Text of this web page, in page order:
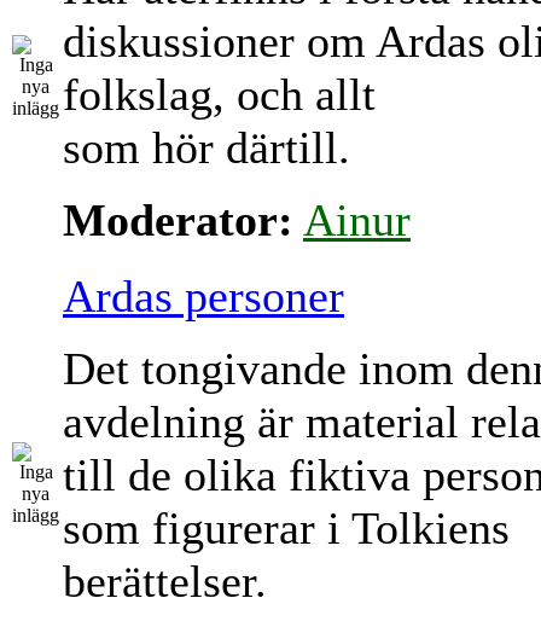
diskussioner om Ardas
folkslag, och allt
som hör därtill.
Moderator: Ainur
Ardas personer
Det tongivande inom
avdelning är material
till de olika fiktiva
som figurerar i Tolkiens
berättelser.